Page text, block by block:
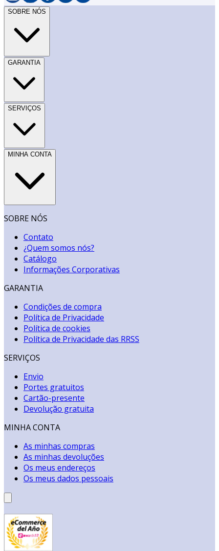
SOBRE NÓS
GARANTIA
SERVIÇOS
MINHA CONTA
SOBRE NÓS
Contato
¿Quem somos nós?
Catálogo
Informações Corporativas
GARANTIA
Condições de compra
Política de Privacidade
Política de cookies
Política de Privacidade das RRSS
SERVIÇOS
Envio
Portes gratuitos
Cartão-presente
Devolução gratuita
MINHA CONTA
As minhas compras
As minhas devoluções
Os meus endereços
Os meus dados pessoais